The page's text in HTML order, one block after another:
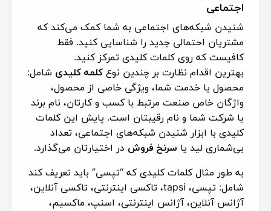
اجتماعی
شنیدن شبکه‌های اجتماعی به شما کمک می‌کند که
مشتریان احتمالی جدید را شناسایی کنید. فقط
کافیست که روی کلمات کلیدی تمرکز کنید.
بهترین اقدام نظارت بر چندین نوع کلمه کلیدی شامل:
محصول یا خدمت شما، ویژگی خاصی از محصول،
واژگان خاص صنعت مرتبط با کسب و کارتان، نام برند
یا شرکت شما و نام رقیبتان است. پایش این کلمات
کلیدی با ابزار شنیدن شبکه‌های اجتماعی، تعداد
بی‌شماری لید یا سرنخ فروش در اختیارتان می‌گذارد.
به طور مثال کلمات کلیدی که “تپسی” باید تعریف کند
شامل: تپسی، tapsi، تاکسی اینترنتی، تاکسی آنلاین،
آژانس آنلاین، آژانس اینترنتی، اسنپ، ماکسیم،